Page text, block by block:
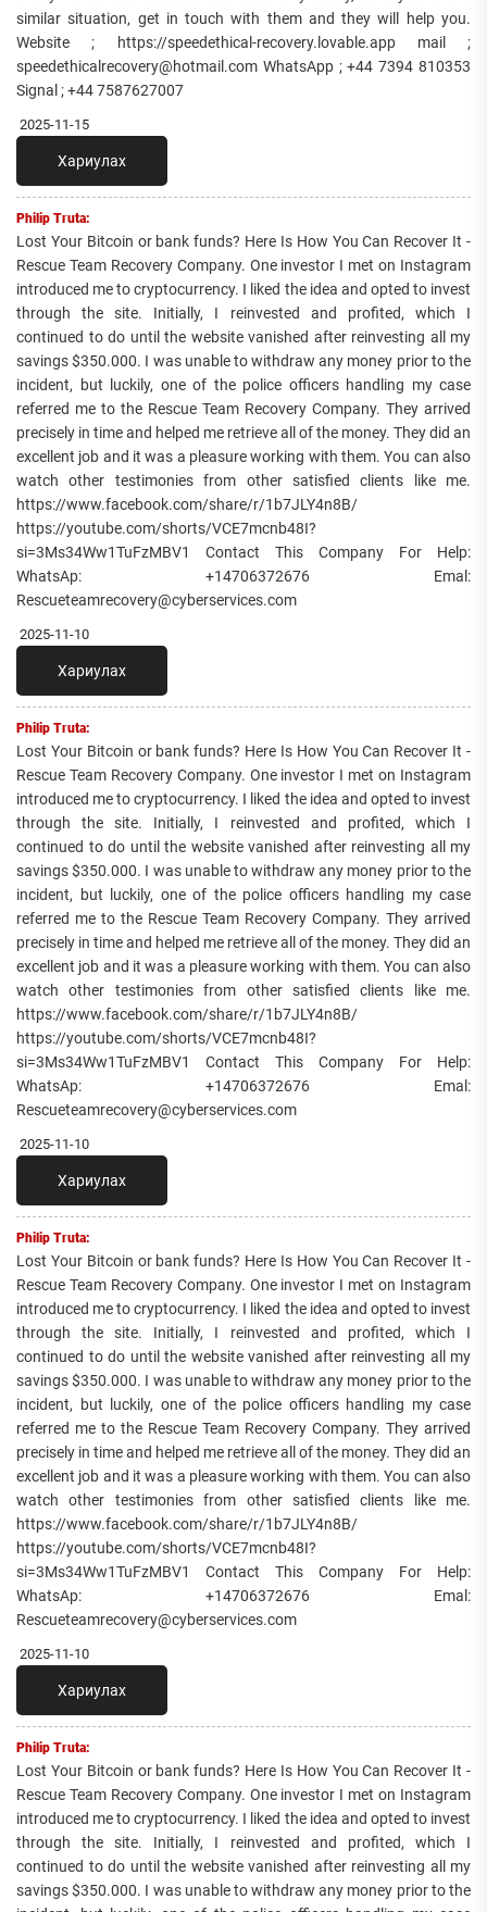
similar situation, get in touch with them and they will help you.
Website ; https://speedethical-recovery.lovable.app mail ;
speedethicalrecovery@hotmail.com WhatsApp ; +44 7394 810353
Signal ; +44 7587627007
2025-11-15
Хариулах
Philip Truta:
Lost Your Bitcoin or bank funds? Here Is How You Can Recover It -
Rescue Team Recovery Company. One investor I met on Instagram
introduced me to cryptocurrency. I liked the idea and opted to invest
through the site. Initially, I reinvested and profited, which I
continued to do until the website vanished after reinvesting all my
savings $350.000. I was unable to withdraw any money prior to the
incident, but luckily, one of the police officers handling my case
referred me to the Rescue Team Recovery Company. They arrived
precisely in time and helped me retrieve all of the money. They did an
excellent job and it was a pleasure working with them. You can also
watch other testimonies from other satisfied clients like me.
https://www.facebook.com/share/r/1b7JLY4n8B/
https://youtube.com/shorts/VCE7mcnb48I?
si=3Ms34Ww1TuFzMBV1 Contact This Company For Help:
WhatsAp: +14706372676 Emal:
Rescueteamrecovery@cyberservices.com
2025-11-10
Хариулах
Philip Truta:
Lost Your Bitcoin or bank funds? Here Is How You Can Recover It -
Rescue Team Recovery Company. One investor I met on Instagram
introduced me to cryptocurrency. I liked the idea and opted to invest
through the site. Initially, I reinvested and profited, which I
continued to do until the website vanished after reinvesting all my
savings $350.000. I was unable to withdraw any money prior to the
incident, but luckily, one of the police officers handling my case
referred me to the Rescue Team Recovery Company. They arrived
precisely in time and helped me retrieve all of the money. They did an
excellent job and it was a pleasure working with them. You can also
watch other testimonies from other satisfied clients like me.
https://www.facebook.com/share/r/1b7JLY4n8B/
https://youtube.com/shorts/VCE7mcnb48I?
si=3Ms34Ww1TuFzMBV1 Contact This Company For Help:
WhatsAp: +14706372676 Emal:
Rescueteamrecovery@cyberservices.com
2025-11-10
Хариулах
Philip Truta:
Lost Your Bitcoin or bank funds? Here Is How You Can Recover It -
Rescue Team Recovery Company. One investor I met on Instagram
introduced me to cryptocurrency. I liked the idea and opted to invest
through the site. Initially, I reinvested and profited, which I
continued to do until the website vanished after reinvesting all my
savings $350.000. I was unable to withdraw any money prior to the
incident, but luckily, one of the police officers handling my case
referred me to the Rescue Team Recovery Company. They arrived
precisely in time and helped me retrieve all of the money. They did an
excellent job and it was a pleasure working with them. You can also
watch other testimonies from other satisfied clients like me.
https://www.facebook.com/share/r/1b7JLY4n8B/
https://youtube.com/shorts/VCE7mcnb48I?
si=3Ms34Ww1TuFzMBV1 Contact This Company For Help:
WhatsAp: +14706372676 Emal:
Rescueteamrecovery@cyberservices.com
2025-11-10
Хариулах
Philip Truta:
Lost Your Bitcoin or bank funds? Here Is How You Can Recover It -
Rescue Team Recovery Company. One investor I met on Instagram
introduced me to cryptocurrency. I liked the idea and opted to invest
through the site. Initially, I reinvested and profited, which I
continued to do until the website vanished after reinvesting all my
savings $350.000. I was unable to withdraw any money prior to the